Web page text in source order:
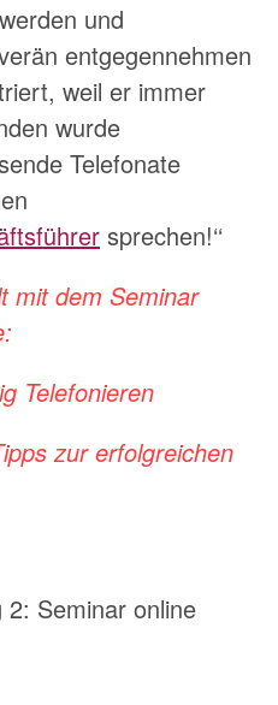
und
entgegennehmen
weil er immer
wurde
Telefonate
sprechen!‘‘
mit dem Seminar
Telefonieren
zur erfolgreichen
Seminar online